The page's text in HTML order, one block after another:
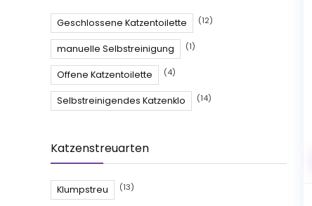
Geschlossene Katzentoilette (12)
manuelle Selbstreinigung (1)
Offene Katzentoilette (4)
Selbstreinigendes Katzenklo (14)
Katzenstreuarten
Klumpstreu (13)